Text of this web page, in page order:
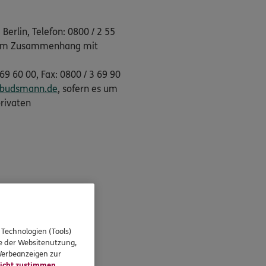
Telefon: 0800 / 2 55
Zusammenhang mit
60 00, Fax: 0800 / 3 69 90
, sofern es um
(Tools)
der Websitenutzung,
zur